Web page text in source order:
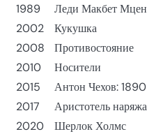
1989
Леди Макбет
2002
Кукушка
2008
Противостояние
2010
Носители
2015
Антон Чехов:
2017
Аристотель
2020
Шерлок Холмс